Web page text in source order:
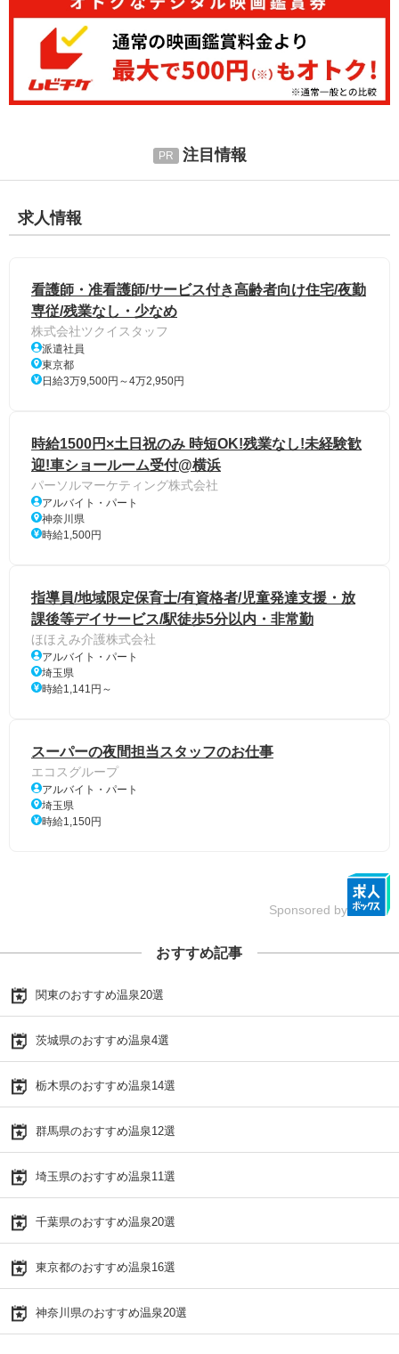
注目情報
求人情報
看護師・准看護師/サービス付き高齢者向け住宅/夜勤
専従/残業なし・少なめ
株式会社ツクイスタッフ
派遣社員
東京都
日給3万9,500円～4万2,950円
時給1500円×土日祝のみ 時短OK!残業なし!未経験歓
迎!車ショールーム受付@横浜
パーソルマーケティング株式会社
アルバイト・パート
神奈川県
時給1,500円
指導員/地域限定保育士/有資格者/児童発達支援・放
課後等デイサービス/駅徒歩5分以内・非常勤
ほほえみ介護株式会社
アルバイト・パート
埼玉県
時給1,141円～
スーパーの夜間担当スタッフのお仕事
エコスグループ
アルバイト・パート
埼玉県
時給1,150円
Sponsored by
おすすめ記事
関東のおすすめ温泉20選
茨城県のおすすめ温泉4選
栃木県のおすすめ温泉14選
群馬県のおすすめ温泉12選
埼玉県のおすすめ温泉11選
千葉県のおすすめ温泉20選
東京都のおすすめ温泉16選
神奈川県のおすすめ温泉20選